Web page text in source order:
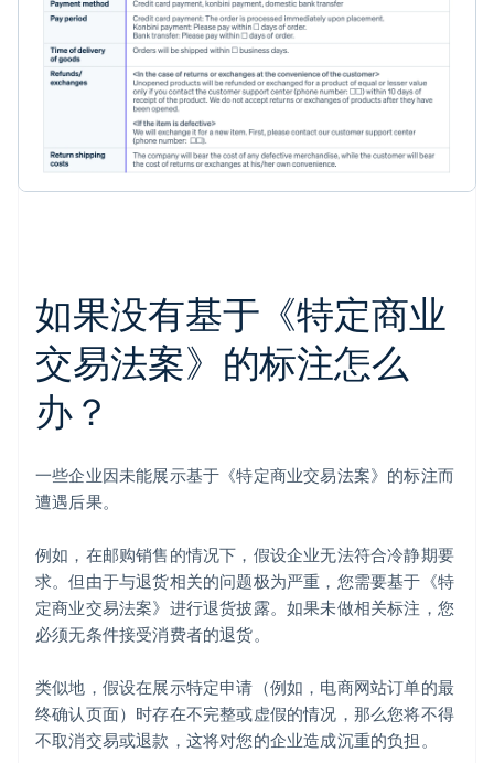
如果没有基于《特定商业
交易法案》的标注怎么
办？
一些企业因未能展示基于《特定商业交易法案》的标注而
遭遇后果。
例如，在邮购销售的情况下，假设企业无法符合冷静期要
求。但由于与退货相关的问题极为严重，您需要基于《特
定商业交易法案》进行退货披露。如果未做相关标注，您
必须无条件接受消费者的退货。
类似地，假设在展示特定申请（例如，电商网站订单的最
终确认页面）时存在不完整或虚假的情况，那么您将不得
不取消交易或退款，这将对您的企业造成沉重的负担。